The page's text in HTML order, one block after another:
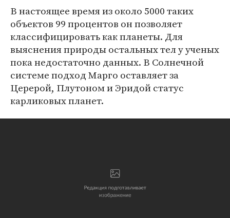
В настоящее время из около 5000 таких
объектов 99 процентов он позволяет
классифицировать как планеты. Для
выяснения природы остальных тел у ученых
пока недостаточно данных. В Солнечной
системе подход Марго оставляет за
Церерой, Плутоном и Эридой статус
карликовых планет.